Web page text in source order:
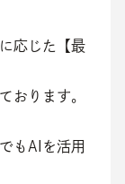
応じた【最
おります。
もAIを活用